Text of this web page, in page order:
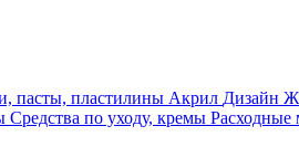
пасты, пластилины Акрил Дизайн
Средства по уходу, кремы Расходные